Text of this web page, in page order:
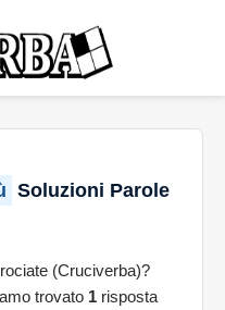
Soluzioni Parole
(Cruciverba)?
trovato 1 risposta